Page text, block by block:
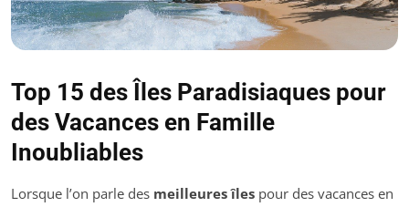
Top 15 des Îles Paradisiaques pour
des Vacances en Famille
Inoubliables
Lorsque l’on parle des meilleures îles pour des vacances en